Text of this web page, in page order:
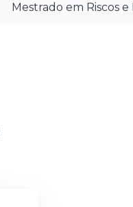
Mestrado em Riscos e